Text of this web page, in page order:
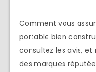
Comment vous
portable bien
consultez les avis, et
des marques